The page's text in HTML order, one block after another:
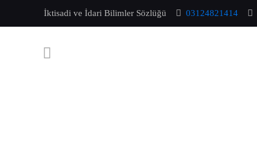
İktisadi ve İdari Bilimler Sözlüğü 03124821414